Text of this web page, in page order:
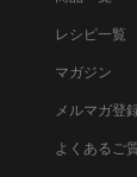
レシピ一覧
マガジン
メルマガ登
よくあるご